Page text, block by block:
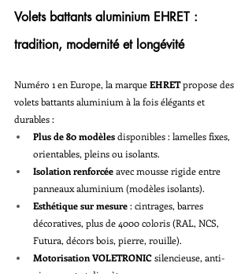
Volets battants aluminium EHRET :
tradition, modernité et longévité
Numéro 1 en Europe, la marque EHRET propose des
volets battants aluminium à la fois élégants et
durables :
Plus de 80 modèles disponibles : lamelles fixes,
orientables, pleins ou isolants.
Isolation renforcée avec mousse rigide entre
panneaux aluminium (modèles isolants).
Esthétique sur mesure : cintrages, barres
décoratives, plus de 4000 coloris (RAL, NCS,
Futura, décors bois, pierre, rouille).
Motorisation VOLETRONIC silencieuse, anti-